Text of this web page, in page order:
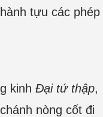
tựu các phép
kinh Đại tứ thập,
nòng cốt đi